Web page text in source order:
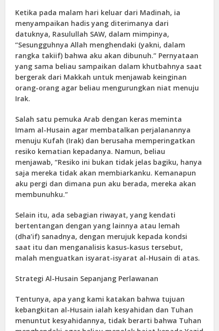
Ketika pada malam hari keluar dari Madinah, ia
menyampaikan hadis yang diterimanya dari
datuknya, Rasulullah SAW, dalam mimpinya,
“Sesungguhnya Allah menghendaki (yakni, dalam
rangka takiif) bahwa aku akan dibunuh.” Pernyataan
yang sama beliau sampaikan dalam khutbahnya saat
bergerak dari Makkah untuk menjawab keinginan
orang-orang agar beliau mengurungkan niat menuju
Irak.
Salah satu pemuka Arab dengan keras meminta
Imam al-Husain agar membatalkan perjalanannya
menuju Kufah (Irak) dan berusaha memperingatkan
resiko kematian kepadanya. Namun, beliau
menjawab, “Resiko ini bukan tidak jelas bagiku, hanya
saja mereka tidak akan membiarkanku. Kemanapun
aku pergi dan dimana pun aku berada, mereka akan
membunuhku.”
Selain itu, ada sebagian riwayat, yang kendati
bertentangan dengan yang lainnya atau lemah
(dha’if) sanadnya, dengan merujuk kepada kondsi
saat itu dan menganalisis kasus-kasus tersebut,
malah menguatkan isyarat-isyarat al-Husain di atas.
Strategi Al-Husain Sepanjang Perlawanan
Tentunya, apa yang kami katakan bahwa tujuan
kebangkitan al-Husain ialah kesyahidan dan Tuhan
menuntut kesyahidannya, tidak berarti bahwa Tuhan